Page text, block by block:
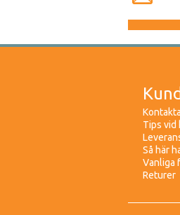
Tips vid
Så här
Vanliga
Returer